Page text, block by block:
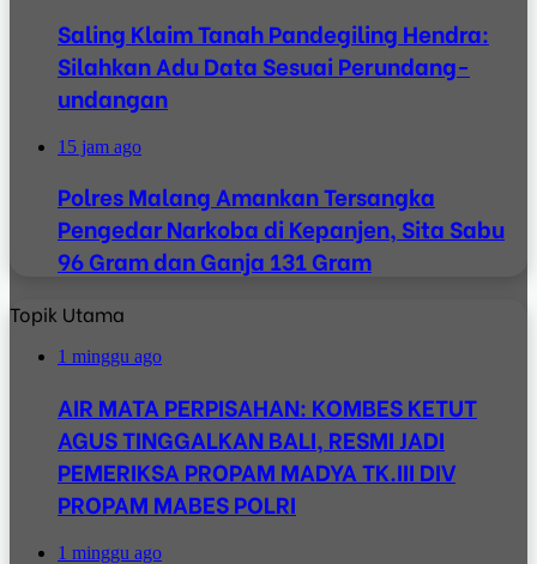
Saling Klaim Tanah Pandegiling Hendra:
Silahkan Adu Data Sesuai Perundang-
undangan
15 jam ago
Polres Malang Amankan Tersangka
Pengedar Narkoba di Kepanjen, Sita Sabu
96 Gram dan Ganja 131 Gram
Topik Utama
1 minggu ago
AIR MATA PERPISAHAN: KOMBES KETUT
AGUS TINGGALKAN BALI, RESMI JADI
PEMERIKSA PROPAM MADYA TK.III DIV
PROPAM MABES POLRI
1 minggu ago